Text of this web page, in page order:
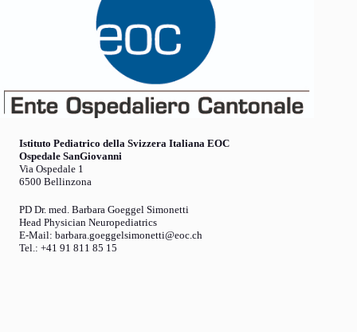
Istituto Pediatrico della Svizzera Italiana EOC
Ospedale SanGiovanni
Via Ospedale 1
6500 Bellinzona
PD Dr. med. Barbara Goeggel Simonetti
Head Physician Neuropediatrics
E-Mail: barbara.goeggelsimonetti@eoc.ch
Tel.: +41 91 811 85 15